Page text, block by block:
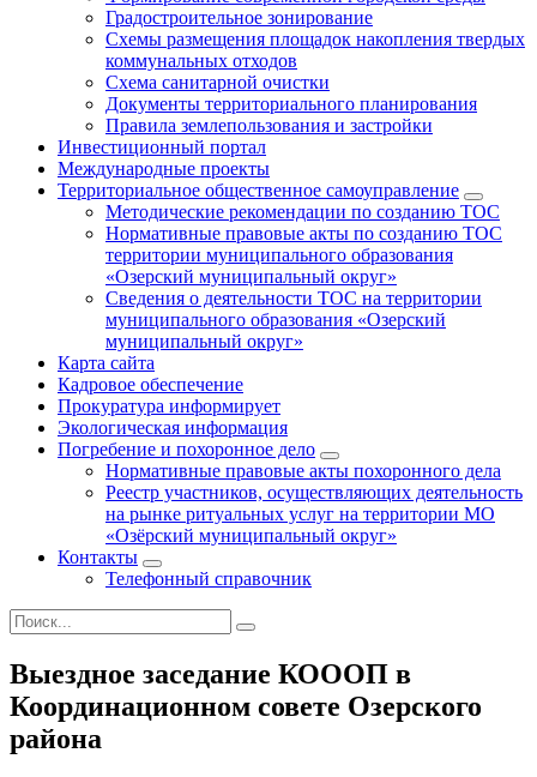
Градостроительное зонирование
Схемы размещения площадок накопления твердых
коммунальных отходов
Схема санитарной очистки
Документы территориального планирования
Правила землепользования и застройки
Инвестиционный портал
Международные проекты
Территориальное общественное самоуправление
Методические рекомендации по созданию ТОС
Нормативные правовые акты по созданию ТОС
территории муниципального образования
«Озерский муниципальный округ»
Сведения о деятельности ТОС на территории
муниципального образования «Озерский
муниципальный округ»
Карта сайта
Кадровое обеспечение
Прокуратура информирует
Экологическая информация
Погребение и похоронное дело
Нормативные правовые акты похоронного дела
Реестр участников, осуществляющих деятельность
на рынке ритуальных услуг на территории МО
«Озёрский муниципальный округ»
Контакты
Телефонный справочник
Выездное заседание КОООП в
Координационном совете Озерского
района